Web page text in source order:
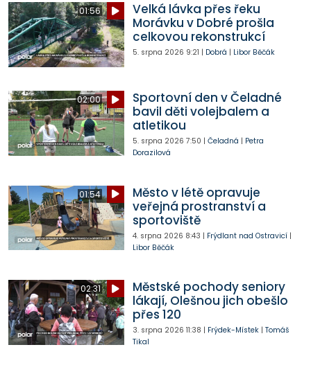
01:56
Velká lávka přes řeku
Morávku v Dobré prošla
celkovou rekonstrukcí
5. srpna 2026 9:21 | Dobrá | Libor Běčák
02:00
Sportovní den v Čeladné
bavil děti volejbalem a
atletikou
5. srpna 2026 7:50 | Čeladná | Petra
Dorazilová
01:54
Město v létě opravuje
veřejná prostranství a
sportoviště
4. srpna 2026 8:43 | Frýdlant nad Ostravicí|
Libor Běčák
02:31
Městské pochody seniory
lákají, Olešnou jich obešlo
přes 120
3. srpna 2026 11:38 | Frýdek-Místek| Tomáš
Tikal